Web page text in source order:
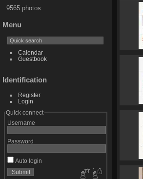
9565 photos
Menu
Calendar
Guestbook
Identification
Register
Login
Quick connect
Username
Password
Auto login